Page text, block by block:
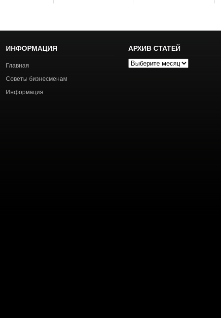
ИНФОРМАЦИЯ
Главная
Советы бизнесменам
Информация
АРХИВ СТАТЕЙ
Архив